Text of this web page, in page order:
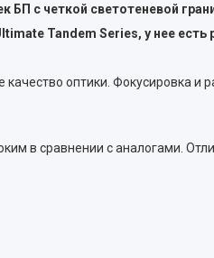
с четкой светотеневой
Tandem Series, у нее
оптики. Фокусировка
в сравнении с аналогами.